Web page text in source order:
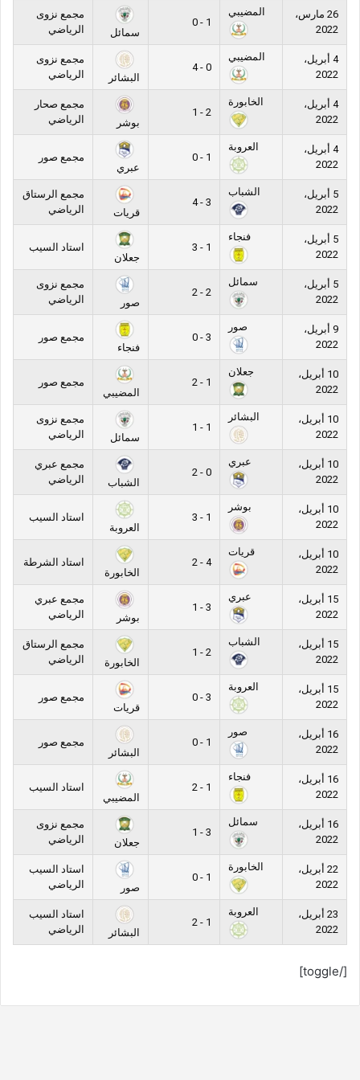
26 مارس،
2022
المضيبي
1 - 0
سمائل
مجمع نزوى
الرياضي
4 أبريل،
2022
المضيبي
0 - 4
البشائر
مجمع نزوى
الرياضي
4 أبريل،
2022
الخابورة
2 - 1
بوشر
مجمع صحار
الرياضي
4 أبريل،
2022
العروبة
1 - 0
عبري
مجمع صور
5 أبريل،
2022
الشباب
3 - 4
قريات
مجمع الرستاق
الرياضي
5 أبريل،
2022
فنجاء
1 - 3
جعلان
استاد السيب
5 أبريل،
2022
سمائل
2 - 2
صور
مجمع نزوى
الرياضي
9 أبريل،
2022
صور
3 - 0
فنجاء
مجمع صور
10 أبريل،
2022
جعلان
1 - 2
المضيبي
مجمع صور
10 أبريل،
2022
البشائر
1 - 1
سمائل
مجمع نزوى
الرياضي
10 أبريل،
2022
عبري
0 - 2
الشباب
مجمع عبري
الرياضي
10 أبريل،
2022
بوشر
1 - 3
العروبة
استاد السيب
10 أبريل،
2022
قريات
4 - 2
الخابورة
استاد الشرطة
15 أبريل،
2022
عبري
3 - 1
بوشر
مجمع عبري
الرياضي
15 أبريل،
2022
الشباب
2 - 1
الخابورة
مجمع الرستاق
الرياضي
15 أبريل،
2022
العروبة
3 - 0
قريات
مجمع صور
16 أبريل،
2022
صور
1 - 0
البشائر
مجمع صور
16 أبريل،
2022
فنجاء
1 - 2
المضيبي
استاد السيب
16 أبريل،
2022
سمائل
3 - 1
جعلان
مجمع نزوى
الرياضي
22 أبريل،
2022
الخابورة
1 - 0
صور
استاد السيب
الرياضي
23 أبريل،
2022
العروبة
1 - 2
البشائر
استاد السيب
الرياضي
[/toggle]